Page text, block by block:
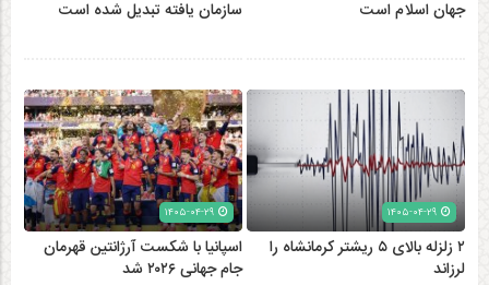
جهان اسلام است
سازمان‌ یافته تبدیل شده است
۲ زلزله‌ بالای ۵ ریشتر کرمانشاه را
لرزاند
اسپانیا با شکست آرژانتین قهرمان
جام جهانی ۲۰۲۶ شد